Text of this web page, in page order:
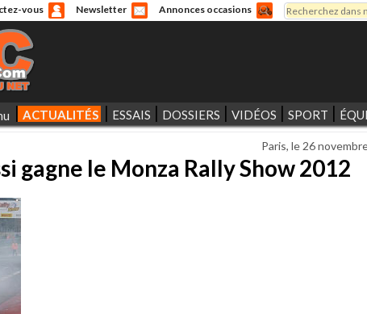
vous Newsletter Annonces occasions
Formulaire
Rechercher
ACTUALITÉS ESSAIS DOSSIERS VIDÉOS SPORT
Paris, le 26
gagne le Monza Rally Show 2012